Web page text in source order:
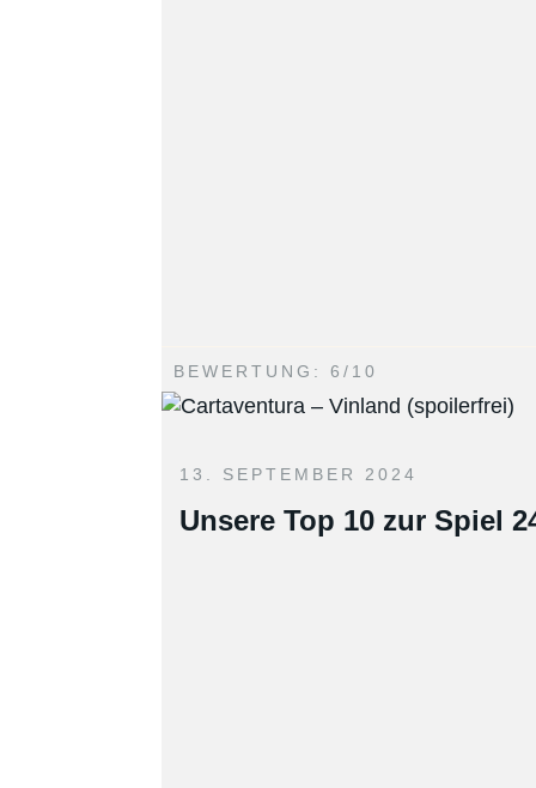
BEWERTUNG: 6/10
13. SEPTEMBER 2024
Unsere Top 10 zur Spiel